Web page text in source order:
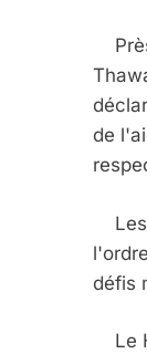
de
Les
défis
Le